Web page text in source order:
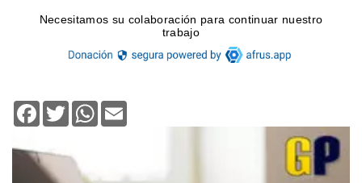
Facebook
TwitterWhatsApp